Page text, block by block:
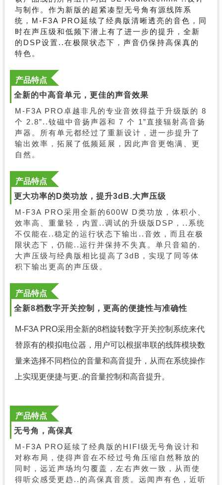
与制作。作为新版的超紧凑型无号角有源线阵系
统，M-F3A PRO延续了经典版清晰透亮的音色，同
时在声压级和低频下潜上有了进一步的提升，全新
的DSP设置..在极限状态下，声音仍保持高保真的
特色。
产品特点
全新的中高音单元，更佳的声音效果
M-F3A PRO卓越非凡的专业音效得益于升级版的 8
个 2.8”..钕磁中音扬声器和 7 个 1”直接辐射高音扬
声器。所有单元都经过了重新设计，进一步提升了
输出效率，拓展了低频延展，因此声音更饱满、更
自然。
产品特点
更大功率的D类功放，提升3dB.大声压级
M-F3A PRO采用全新的600W D类功放，体积小、
效率高、重量轻，内置..调试的升级版DSP，..系统
不仅能在..稳定的运行状态下输出..音效，而且在极
限状态下，仍能..运行并保持不失真。单只音箱的.
大声压级与经典版相比提高了3dB，实现了同等体
积下输出更高的声压级。
产品特点
全新8档数字开关控制，更高的便捷性与准确性
M-F3A PRO采用全新的8档旋转数字开关控制系统来代
替原有的模拟电位器，用户可以根据串联的线阵模块数
量来选择不同档位的音量和高音提升，从而在系统操作
上实现更便捷与更..的音量控制和高音提升。
产品特点
无号角，高保真
M-F3A PRO延续了经典版的HIFI级无号角设计和
对称布局，使得声音在不经过号角压缩自然释放的
同时，远近声场均匀覆盖，左右声效一致，从而使
得听众感受更趋..的高保真音质。远闻声有色，近听